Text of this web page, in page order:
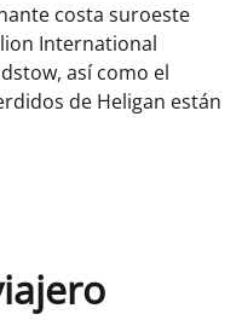
costa suroeste
International
así como el
de Heligan están